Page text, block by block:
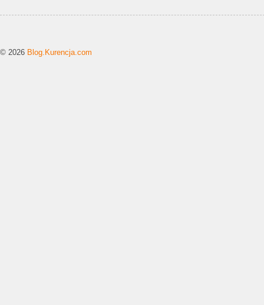
© 2026 Blog.Kurencja.com